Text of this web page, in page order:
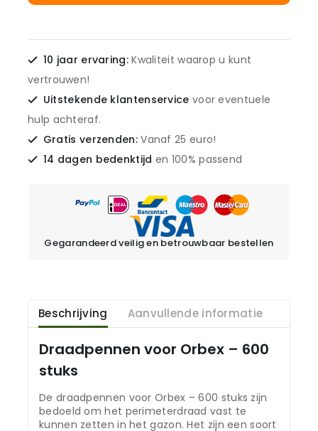
10 jaar ervaring:Kwaliteit waarop u kunt
vertrouwen!
Uitstekende klantenservice voor eventuele
hulp achteraf.
Gratis verzenden:Vanaf 25 euro!
14 dagen bedenktijd en 100% passend
Gegarandeerd veilig en betrouwbaar bestellen
Beschrijving Aanvullende informatie
Draadpennen voor Orbex – 600
stuks
De draadpennen voor Orbex – 600 stuks zijn
bedoeld om het perimeterdraad vast te
kunnen zetten in het gazon. Het zijn een soort